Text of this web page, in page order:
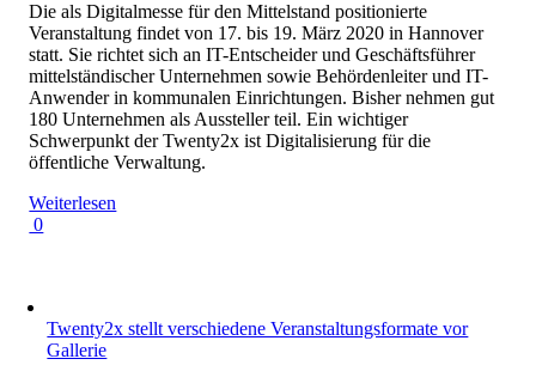
Die als Digitalmesse für den Mittelstand positionierte
Veranstaltung findet von 17. bis 19. März 2020 in Hannover
statt. Sie richtet sich an IT-Entscheider und Geschäftsführer
mittelständischer Unternehmen sowie Behördenleiter und IT-
Anwender in kommunalen Einrichtungen. Bisher nehmen gut
180 Unternehmen als Aussteller teil. Ein wichtiger
Schwerpunkt der Twenty2x ist Digitalisierung für die
öffentliche Verwaltung.
Weiterlesen
0
Twenty2x stellt verschiedene Veranstaltungsformate vor
Gallerie